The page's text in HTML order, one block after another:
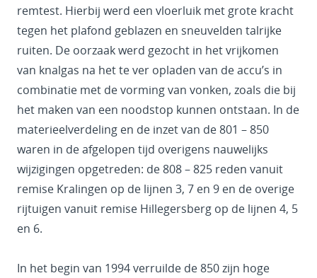
remtest. Hierbij werd een vloerluik met grote kracht
tegen het plafond geblazen en sneuvelden talrijke
ruiten. De oorzaak werd gezocht in het vrijkomen
van knalgas na het te ver opladen van de accu’s in
combinatie met de vorming van vonken, zoals die bij
het maken van een noodstop kunnen ontstaan. In de
materieelverdeling en de inzet van de 801 – 850
waren in de afgelopen tijd overigens nauwelijks
wijzigingen opgetreden: de 808 – 825 reden vanuit
remise Kralingen op de lijnen 3, 7 en 9 en de overige
rijtuigen vanuit remise Hillegersberg op de lijnen 4, 5
en 6.
In het begin van 1994 verruilde de 850 zijn hoge